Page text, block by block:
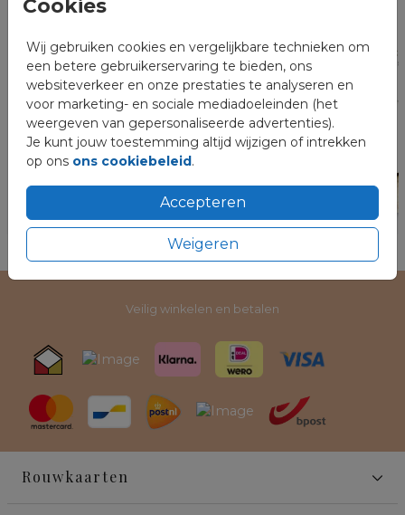
Cookies
Wij gebruiken cookies en vergelijkbare technieken om
een betere gebruikerservaring te bieden, ons
websiteverkeer en onze prestaties te analyseren en
voor marketing- en sociale mediadoeleinden (het
weergeven van gepersonaliseerde advertenties).
Je kunt jouw toestemming altijd wijzigen of intrekken
op ons ons cookiebeleid.
Accepteren
Weigeren
Veilig winkelen en betalen
Rouwkaarten